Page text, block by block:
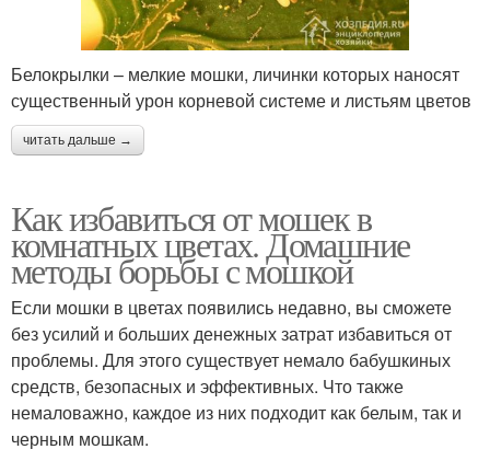
Белокрылки – мелкие мошки, личинки которых наносят
существенный урон корневой системе и листьям цветов
читать дальше →
Как избавиться от мошек в
комнатных цветах. Домашние
методы борьбы с мошкой
Если мошки в цветах появились недавно, вы сможете
без усилий и больших денежных затрат избавиться от
проблемы. Для этого существует немало бабушкиных
средств, безопасных и эффективных. Что также
немаловажно, каждое из них подходит как белым, так и
черным мошкам.